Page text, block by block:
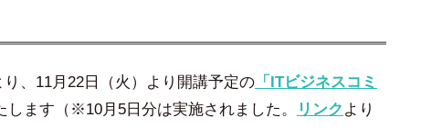
、11月22日（火）より開講予定の 「ITビジネスコミ
します（※10月5日分は実施されました。 リンク より